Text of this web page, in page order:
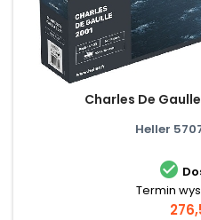
Charles De
Heller

Termin